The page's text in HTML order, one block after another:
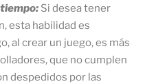
Si desea tener
esta habilidad es
al crear un juego, es más
que no cumplen
despedidos por las